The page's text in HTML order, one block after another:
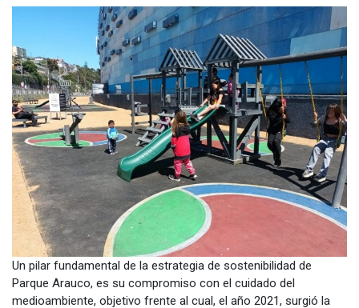
Un pilar fundamental de la estrategia de sostenibilidad de
Parque Arauco, es su compromiso con el cuidado del
medioambiente, objetivo frente al cual, el año 2021, surgió la